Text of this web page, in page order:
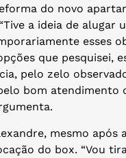
do novo
a ideia de alugar
esses
que pesquisei,
pelo zelo
bom atendimento
mesmo após
do box. “Vou